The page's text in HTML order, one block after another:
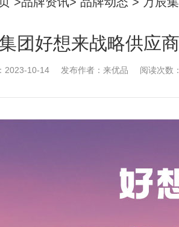
团好想来战略供应
2023-10-14 发布作者：来优品 阅读次数